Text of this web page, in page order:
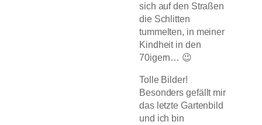
sich auf den Straßen
die Schlitten
tummelten, in meiner
Kindheit in den
70igern… 😉
Tolle Bilder!
Besonders gefällt mir
das letzte Gartenbild
und ich bin